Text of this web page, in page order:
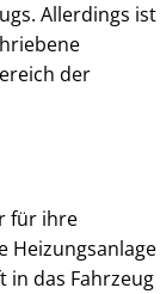
Allerdings ist
der
für ihre
Heizungsanlage
in das Fahrzeug